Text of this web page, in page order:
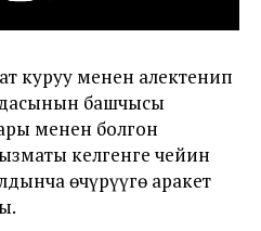
куруу менен алектенип
башчысы
менен болгон
келгенге чейин
өчүрүүгө аракет